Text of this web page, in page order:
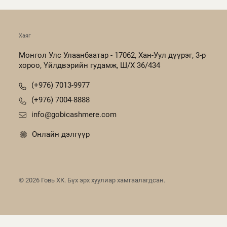
Хаяг
Монгол Улс Улаанбаатар - 17062, Хан-Уул дүүрэг, 3-р
хороо, Үйлдвэрийн гудамж, Ш/Х 36/434
(+976) 7013-9977
(+976) 7004-8888
info@gobicashmere.com
Онлайн дэлгүүр
©2026 Говь ХК. Бүх эрх хуулиар хамгаалагдсан.